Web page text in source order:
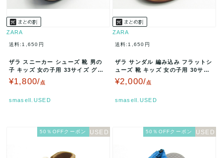
ZARA
送料:1,650円
ザラ スニーカー シューズ 靴 男の
子 キッズ 女の子用 33サイズ グレ
ー ZARA 【中古】
¥1,800/点
smasell.USED
ZARA
送料:1,650円
ザラ サンダル 編み込み フラットシ
ューズ 靴 キッズ 女の子用 30サイ
ズ ブラウン ZARA 【…
¥2,000/点
smasell.USED
50％OFFクーポン 50％OFFクーポン